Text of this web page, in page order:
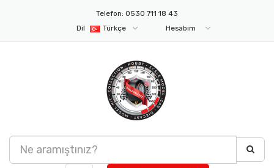
Telefon: 0530 711 18 43
Dil
Türkçe Hesabım